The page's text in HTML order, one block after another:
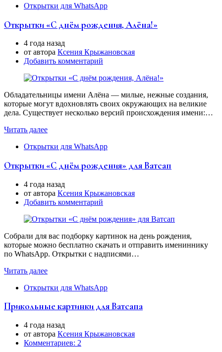
Открытки для WhatsApp
Открытки «С днём рождения, Алёна!»
4 года назад
от автора Ксения Крыжановская
Добавить комментарий
Обладательницы имени Алёна — милые, нежные создания,
которые могут вдохновлять своих окружающих на великие
дела. Существует несколько версий происхождения имени:…
Читать далее
Открытки для WhatsApp
Открытки «С днём рождения» для Ватсап
4 года назад
от автора Ксения Крыжановская
Добавить комментарий
Собрали для вас подборку картинок на день рождения,
которые можно бесплатно скачать и отправить имениннику
по WhatsApp. Открытки с надписями…
Читать далее
Открытки для WhatsApp
Прикольные картинки для Ватсапа
4 года назад
от автора Ксения Крыжановская
Комментариев: 2